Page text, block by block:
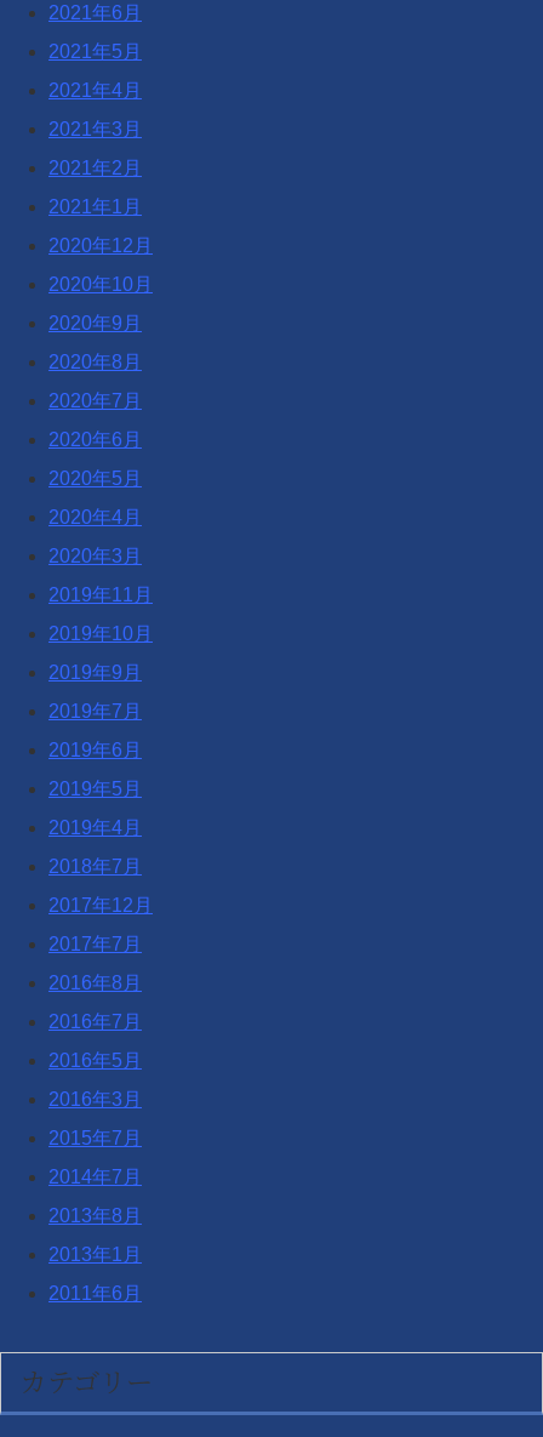
2021年6月
2021年5月
2021年4月
2021年3月
2021年2月
2021年1月
2020年12月
2020年10月
2020年9月
2020年8月
2020年7月
2020年6月
2020年5月
2020年4月
2020年3月
2019年11月
2019年10月
2019年9月
2019年7月
2019年6月
2019年5月
2019年4月
2018年7月
2017年12月
2017年7月
2016年8月
2016年7月
2016年5月
2016年3月
2015年7月
2014年7月
2013年8月
2013年1月
2011年6月
カテゴリー